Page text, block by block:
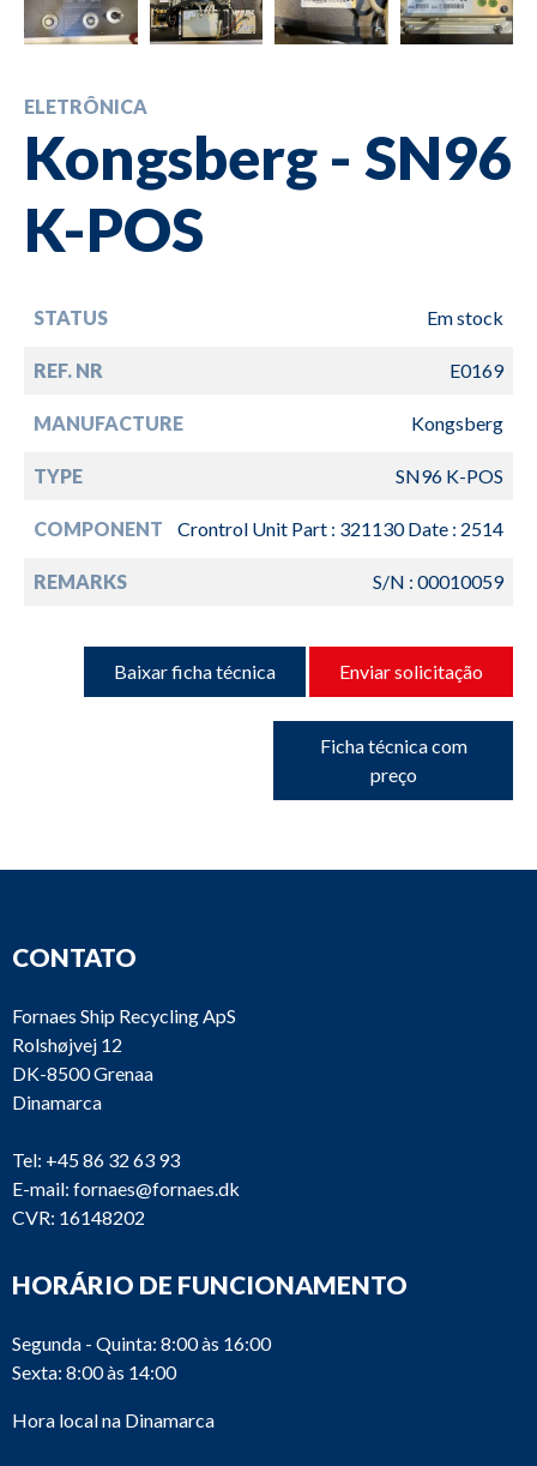
ELETRÔNICA
Kongsberg - SN96
K-POS
STATUS Em stock
REF. NR E0169
MANUFACTURE Kongsberg
TYPE SN96 K-POS
COMPONENT Crontrol Unit Part : 321130 Date : 2514
REMARKS S/N : 00010059
Baixar ficha técnica Enviar solicitação
Ficha técnica com
preço
CONTATO
Fornaes Ship Recycling ApS
Rolshøjvej 12
DK-8500 Grenaa
Dinamarca
Tel: +45 86 32 63 93
E-mail: fornaes@fornaes.dk
CVR: 16148202
HORÁRIO DE FUNCIONAMENTO
Segunda - Quinta: 8:00 às 16:00
Sexta: 8:00 às 14:00
Hora local na Dinamarca